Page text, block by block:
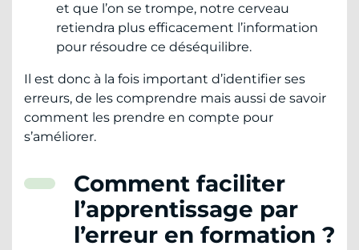
et que l’on se trompe, notre cerveau
retiendra plus efficacement l’information
pour résoudre ce déséquilibre.
Il est donc à la fois important d’identifier ses
erreurs, de les comprendre mais aussi de savoir
comment les prendre en compte pour
s’améliorer.
Comment faciliter
l’apprentissage par
l’erreur en formation ?